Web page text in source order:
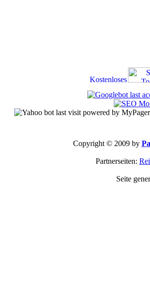
Copyright © 2009 by
Partnerseiten:
Seite